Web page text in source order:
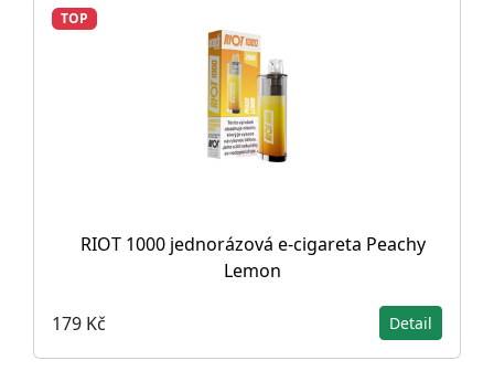
TOP
RIOT 1000 jednorázová e-cigareta Peachy
Lemon
179 Kč Detail